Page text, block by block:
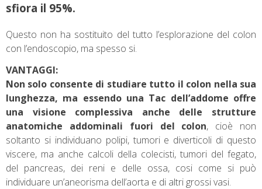
sfiora il 95%.
Questo non ha sostituito del tutto l’esplorazione del colon
con l’endoscopio, ma spesso si.
VANTAGGI:
Non solo consente di studiare tutto il colon nella sua
lunghezza, ma essendo una Tac dell’addome offre
una visione complessiva anche delle strutture
anatomiche addominali fuori del colon, cioè non
soltanto si individuano polipi, tumori e diverticoli di questo
viscere, ma anche calcoli della colecisti, tumori del fegato,
del pancreas, dei reni e delle ossa, cosi come si può
individuare un’aneorisma dell’aorta e di altri grossi vasi.